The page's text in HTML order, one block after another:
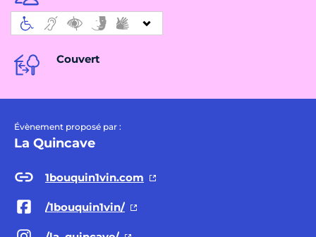
Couvert
Évènement proposé par :
La Quincave
1bouquin1vin.com
/1bouquin1vin/